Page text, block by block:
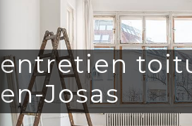
entretien
en-Josas